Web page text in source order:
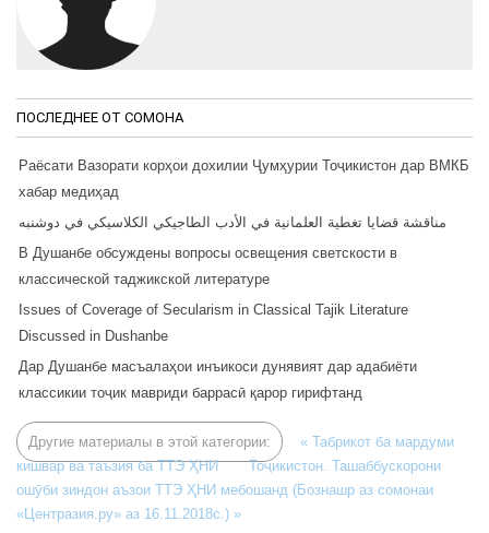
ПОСЛЕДНЕЕ ОТ CОМОНА
Раёсати Вазорати корҳои дохилии Ҷумҳурии Тоҷикистон дар ВМКБ
хабар медиҳад
مناقشة قضايا تغطية العلمانية في الأدب الطاجيكي الكلاسيكي في دوشنبه
В Душанбе обсуждены вопросы освещения светскости в
классической таджикской литературе
Issues of Coverage of Secularism in Classical Tajik Literature
Discussed in Dushanbe
Дар Душанбе масъалаҳои инъикоси дунявият дар адабиёти
классикии тоҷик мавриди баррасӣ қарор гирифтанд
Другие материалы в этой категории:
« Табрикот ба мардуми
кишвар ва таъзия ба ТТЭ ҲНИ
Тоҷикистон. Ташаббускорони
ошӯби зиндон аъзои ТТЭ ҲНИ мебошанд (Бознашр аз сомонаи
«Центразия.ру» аз 16.11.2018с.) »